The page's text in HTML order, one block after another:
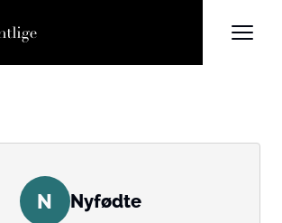
N Nyfødte